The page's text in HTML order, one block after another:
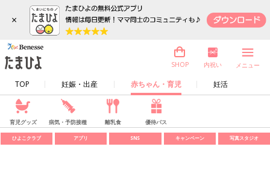
×
TOP 妊娠・出産 赤ちゃん・育児 妊活
SHOP 内祝い メニュー
育児グッズ 病気・予防接種 離乳食 優待パス
ひよこクラブ アプリ SNS キャンペーン 写真スタジオ